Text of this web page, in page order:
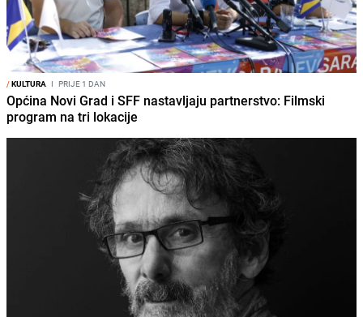
/KULTURA I PRIJE 1 DAN
Općina Novi Grad i SFF nastavljaju partnerstvo: Filmski
program na tri lokacije